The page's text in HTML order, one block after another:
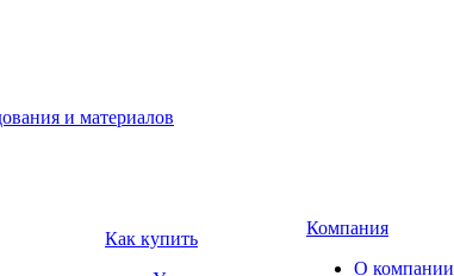
Как купить
Компания
О компании